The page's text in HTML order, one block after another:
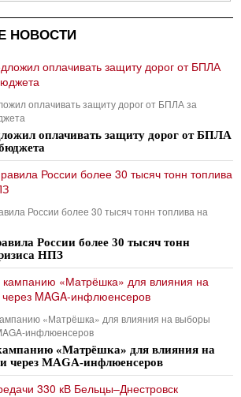
НОВОСТИ
оплачивать защиту дорог от БПЛА за
оплачивать защиту дорог от БПЛА
России более 30 тысяч тонн топлива на
России более 30 тысяч тонн
НПЗ
«Матрёшка» для влияния на выборы
инфлюенсеров
«Матрёшка» для влияния на
через MAGA-инфлюенсеров